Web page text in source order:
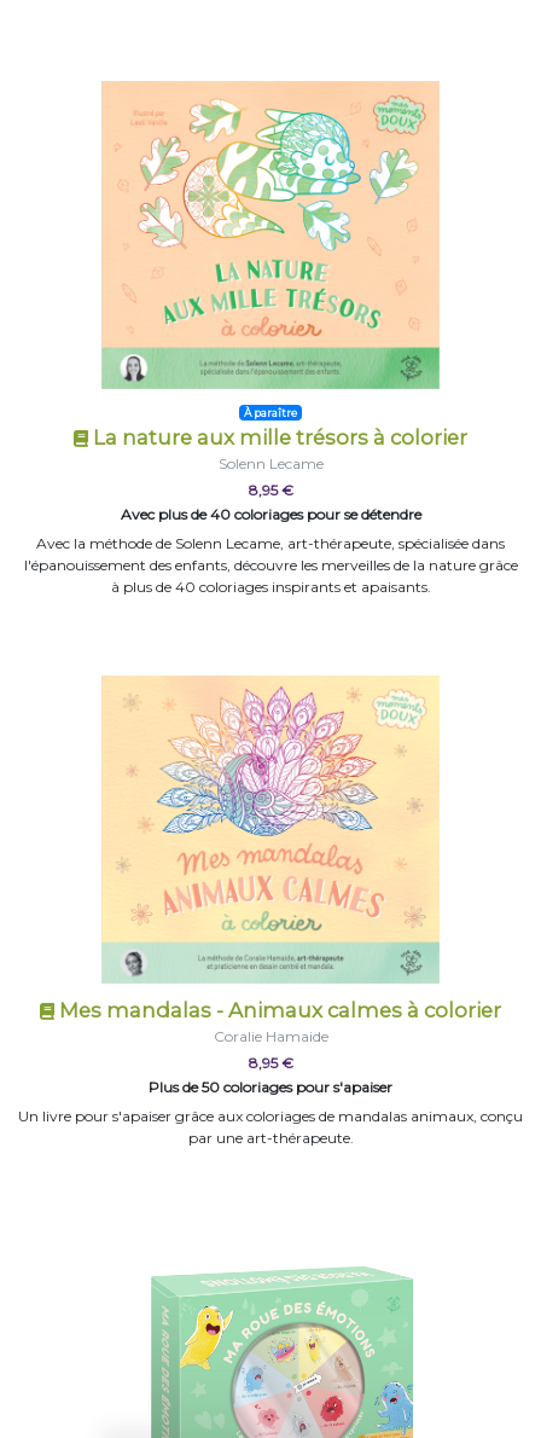
À paraître
La nature aux mille trésors à colorier
Solenn Lecame
8,95 €
Avec plus de 40 coloriages pour se détendre
Avec la méthode de Solenn Lecame, art-thérapeute, spécialisée dans
l'épanouissement des enfants, découvre les merveilles de la nature grâce
à plus de 40 coloriages inspirants et apaisants.
Mes mandalas - Animaux calmes à colorier
Coralie Hamaide
8,95 €
Plus de 50 coloriages pour s'apaiser
Un livre pour s'apaiser grâce aux coloriages de mandalas animaux, conçu
par une art-thérapeute.